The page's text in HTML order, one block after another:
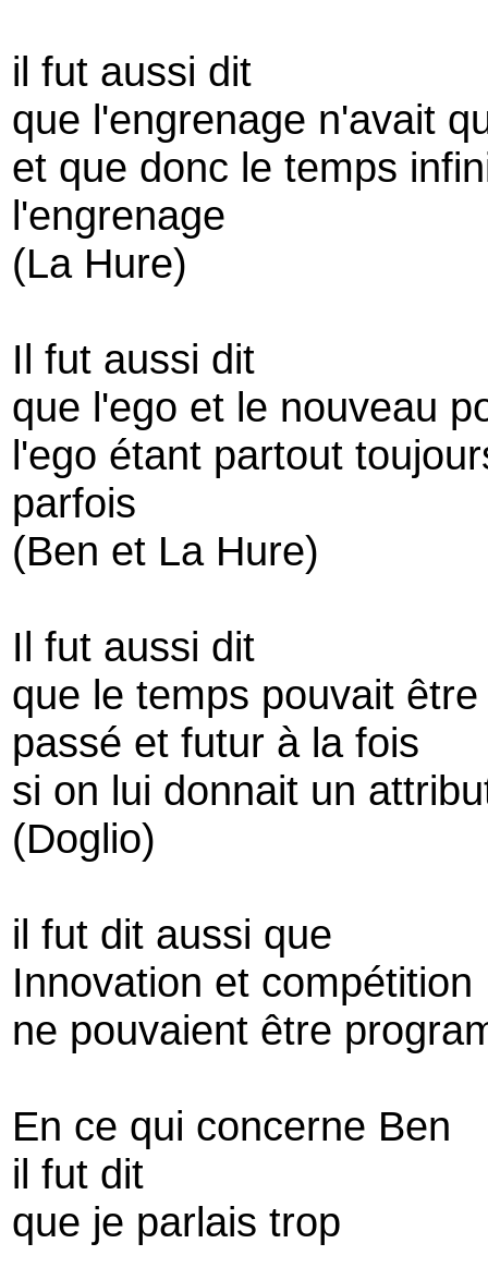
il fut aussi dit
que l'engrenage n'avait
et que donc le temps
l'engrenage
(La Hure)
Il fut aussi dit
que l'ego et le nouveau
l'ego étant partout
parfois
(Ben et La Hure)
Il fut aussi dit
que le temps pouvait
passé et futur à la fois
si on lui donnait un
(Doglio)
il fut dit aussi que
Innovation et compétition
ne pouvaient être
En ce qui concerne Ben
il fut dit
que je parlais trop